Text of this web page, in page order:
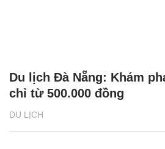
DU LỊCH
Du lịch Đà Nẵng: Khám
chỉ từ 500.000 đồng